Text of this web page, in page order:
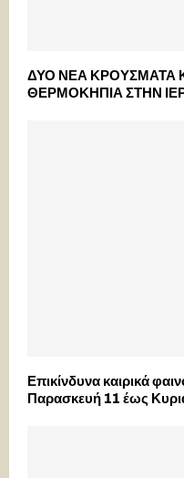
ΔΥΟ ΝΕΑ ΚΡΟΥΣΜΑΤΑ
ΘΕΡΜΟΚΗΠΙΑ ΣΤΗΝ
Επικίνδυνα καιρικά
Παρασκευή 11 έως